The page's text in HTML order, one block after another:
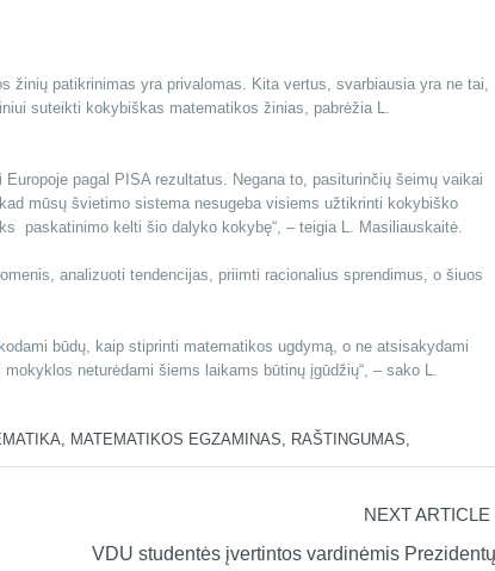
žinių patikrinimas yra privalomas. Kita vertus, svarbiausia yra ne tai,
suteikti kokybiškas matematikos žinias, pabrėžia L.
pagal PISA rezultatus. Negana to, pasiturinčių šeimų vaikai
mūsų švietimo sistema nesugeba visiems užtikrinti kokybiško
paskatinimo kelti šio dalyko kokybę“, – teigia L. Masiliauskaitė.
analizuoti tendencijas, priimti racionalius sprendimus, o šiuos
būdų, kaip stiprinti matematikos ugdymą, o ne atsisakydami
neturėdami šiems laikams būtinų įgūdžių“, – sako L.
, MATEMATIKOS EGZAMINAS, RAŠTINGUMAS,
NEXT ARTICLE
VDU studentės įvertintos vardinėmis Prezidentų